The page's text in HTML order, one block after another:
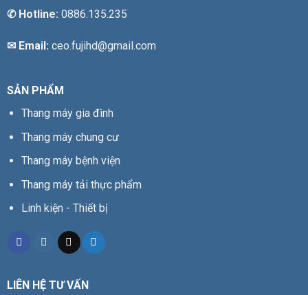
✆Hotline: 0886.135.235
✉ Email: ceo.fujihd@gmail.com
SẢN PHẨM
Thang máy gia đình
Thang máy chung cư
Thang máy bệnh viện
Thang máy tải thực phẩm
Linh kiện - Thiết bị
LIÊN HỆ TƯ VẤN